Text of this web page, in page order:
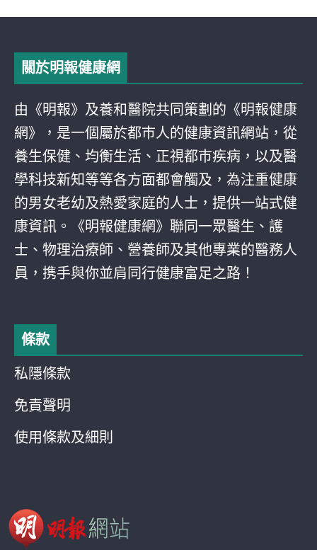
關於明報健康網
由《明報》及養和醫院共同策劃的《明報健康
網》，是一個屬於都巿人的健康資訊網站，從
養生保健、均衡生活、正視都巿疾病，以及醫
學科技新知等等各方面都會觸及，為注重健康
的男女老幼及熱愛家庭的人士，提供一站式健
康資訊。《明報健康網》聯同一眾醫生、護
士、物理治療師、營養師及其他專業的醫務人
員，携手與你並肩同行健康富足之路！
條款
私隱條款
免責聲明
使用條款及細則